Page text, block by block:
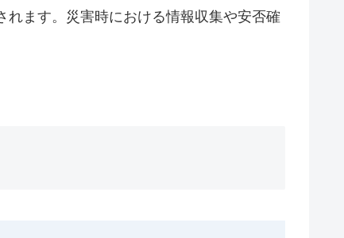
ます。災害時における情報収集や安否確